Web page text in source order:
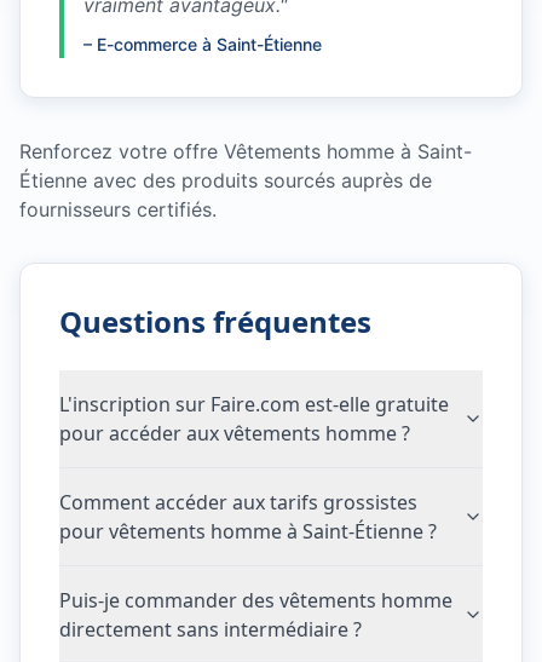
vraiment avantageux."
– E-commerce à Saint-Étienne
Renforcez votre offre Vêtements homme à Saint-
Étienne avec des produits sourcés auprès de
fournisseurs certifiés.
Questions fréquentes
L'inscription sur Faire.com est-elle gratuite
pour accéder aux vêtements homme ?
Comment accéder aux tarifs grossistes
pour vêtements homme à Saint-Étienne ?
Puis-je commander des vêtements homme
directement sans intermédiaire ?